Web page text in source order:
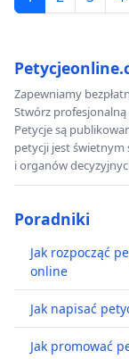
Zapewniamy
Stwórz
Petycje są
petycji jest świetnym
i organów
Poradniki
Jak rozpocząć
online
Jak napisać
Jak promować